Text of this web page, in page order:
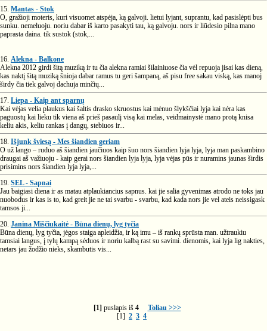
15. Mantas - Stok
O, gražioji moteris, kuri visuomet atspėja, ką galvoji. lietui lyjant, suprantu, kad pasislėpti bus
sunku. nemeluoju. noriu dabar iš karto pasakyti tau, ką galvoju. nors ir liūdesio pilna mano
paprasta daina. tik sustok (stok,...
16. Alekna - Balkone
Alekna 2012 girdi šitą muziką ir tu čia alekna ramiai šilainiuose čia vėl repuoja jisai kas dieną,
kas naktį šitą muziką šnioja dabar ramus tu geri šampaną, aš pisu free sakau viską, kas manoj
širdy čia tiek galvoj dachuja minčių...
17. Liepa - Kaip ant sparnų
Kai vėjas velia plaukus kai šaltis drasko skruostus kai mėnuo šlykščiai lyja kai nėra kas
paguostų kai lieku tik viena aš prieš pasaulį visą kai melas, veidmainystė mano protą knisa
keliu akis, keliu rankas į dangų, stebiuos ir...
18. Išjunk šviesą - Mes šiandien geriam
O už lango – ruduo aš šiandien jaučiuos kaip šuo nors šiandien lyja lyja, lyja man paskambino
draugai aš važiuoju - kaip gerai nors šiandien lyja lyja, lyja vėjas pūs ir nuramins jaunas širdis
prisimins nors šiandien lyja lyja,...
19. SEL - Sapnai
Jau baigiasi diena ir as matau atplaukiancius sapnus. kai jie salia gyvenimas atrodo ne toks jau
nuobodus ir kas is to, kad greit jie ne tai svarbu - svarbu, kad kada nors jie vel ateis neissigask
tamsos ji...
20. Janina Miščiukaitė - Būna dienų, lyg tyčia
Būna dienų, lyg tyčia, jėgos staiga apleidžia, ir ką imu – iš rankų sprūsta man. užtraukiu
tamsiai langus, į tylų kampą sėduos ir noriu kalbą rast su savimi. dienomis, kai lyja lig nakties,
netars jau žodžio nieks, skambutis vis...
[1] puslapis iš 4
Toliau >>>
[1] 2 3 4